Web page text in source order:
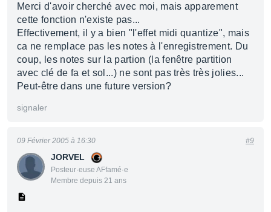
Merci d'avoir cherché avec moi, mais apparement
cette fonction n'existe pas...
Effectivement, il y a bien "l'effet midi quantize", mais
ca ne remplace pas les notes à l'enregistrement. Du
coup, les notes sur la partion (la fenêtre partition
avec clé de fa et sol...) ne sont pas très très jolies...
Peut-être dans une future version?
signaler
JORVEL
Posteur·euse AFfamé·e
Membre depuis 21 ans
09 Février 2005 à 16:30 #9